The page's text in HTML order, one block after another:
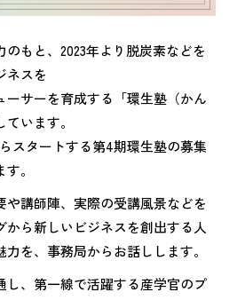
もと、2023年より脱炭素などを
ネスを
ーサーを育成する「環生塾（かん
います。
スタートする第4期環生塾の募集
。
講師陣、実際の受講風景などを
から新しいビジネスを創出する人
を、事務局からお話しします。
し、第一線で活躍する産学官のプ